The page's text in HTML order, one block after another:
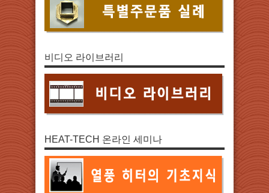
비디오 라이브러리
HEAT-TECH 온라인 세미나